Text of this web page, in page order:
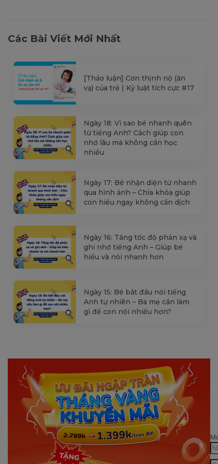
Các Bài Viết Mới Nhất
[Thảo luận] Cơn thịnh nộ (ăn
vạ) của trẻ | Kỷ luật tích cực #17
Ngày 18: Vì sao bé nhanh quên
từ tiếng Anh? Cách giúp con
nhớ lâu mà không cần học
nhiều
Ngày 17: Bé nhận diện từ nhanh
qua hình ảnh – Chìa khóa giúp
con hiểu ngay không cần dịch
Ngày 16: Tăng tốc độ phản xạ và
ghi nhớ tiếng Anh – Giúp bé
hiểu và nói nhanh hơn
Ngày 15: Bé bắt đầu nói tiếng
Anh tự nhiên – Ba mẹ cần làm
gì để con nói nhiều hơn?